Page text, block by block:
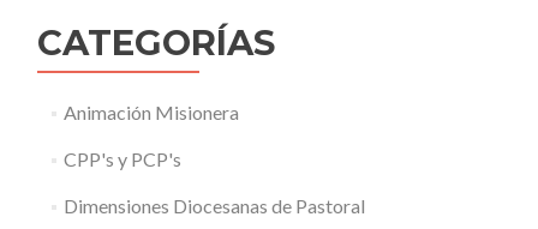
CATEGORÍAS
Animación Misionera
CPP's y PCP's
Dimensiones Diocesanas de Pastoral